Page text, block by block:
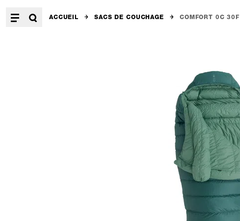
ACCUEIL SACS DE COUCHAGE COMFORT 0C 30F